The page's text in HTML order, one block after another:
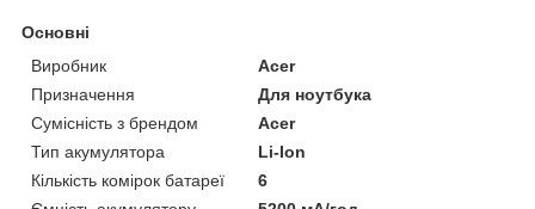
Основні
Виробник
Acer
Призначення
Для ноутбука
Сумісність з брендом
Acer
Тип акумулятора
Li-Ion
Кількість комірок батареї
6